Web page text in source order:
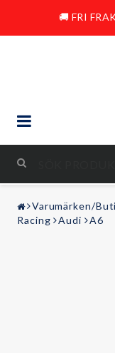
🚚 FRI
STYLING &
LJUD & BILD
Varumärken/
Racing
Audi A6